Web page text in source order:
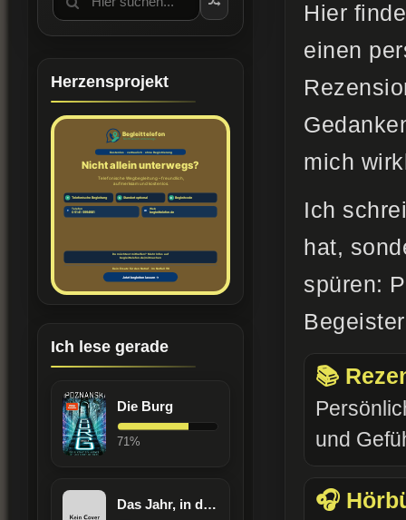
Ich lese gerade
Die Burg
71%
Das Jahr, in dem ich dich traf
Herzensprojekt
Hier
einen
mich
Ich
hat,
spüren:
📚
und
🎧